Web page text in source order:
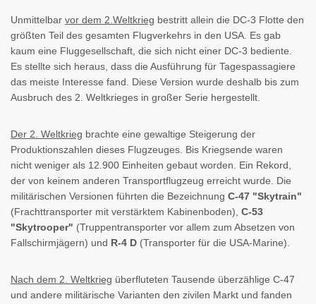
Unmittelbar vor dem 2.Weltkrieg bestritt allein die DC-3 Flotte den
größten Teil des gesamten Flugverkehrs in den USA. Es gab
kaum eine Fluggesellschaft, die sich nicht einer DC-3 bediente.
Es stellte sich heraus, dass die Ausführung für Tagespassagiere
das meiste Interesse fand. Diese Version wurde deshalb bis zum
Ausbruch des 2. Weltkrieges in großer Serie hergestellt.
Der 2. Weltkrieg brachte eine gewaltige Steigerung der
Produktionszahlen dieses Flugzeuges. Bis Kriegsende waren
nicht weniger als 12.900 Einheiten gebaut worden. Ein Rekord,
der von keinem anderen Transportflugzeug erreicht wurde. Die
militärischen Versionen führten die Bezeichnung C-47 "Skytrain"
(Frachttransporter mit verstärktem Kabinenboden), C-53
"Skytrooper" (Truppentransporter vor allem zum Absetzen von
Fallschirmjägern) und R-4 D (Transporter für die USA-Marine).
Nach dem 2. Weltkrieg überfluteten Tausende überzählige C-47
und andere militärische Varianten den zivilen Markt und fanden